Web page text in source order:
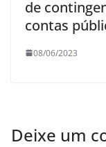
de
contas
08/06/2023
Deixe um